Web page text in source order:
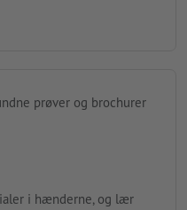
i hænderne, og lær